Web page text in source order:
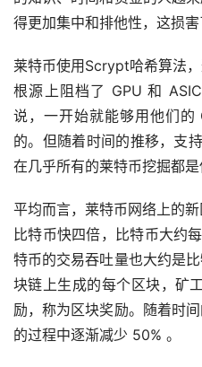
得更加集中和排他性，这损害
莱特币使用Scrypt哈希算法
根源上阻档了 GPU 和
说，一开始就能够用他们
的。但随着时间的推移，支
在几乎所有的莱特币挖掘都是
平均而言，莱特币网络上的
比特币快四倍，比特币大约
特币的交易吞吐量也大约是
块链上生成的每个区块，矿
励，称为区块奖励。随着时
的过程中逐渐减少 50% 。